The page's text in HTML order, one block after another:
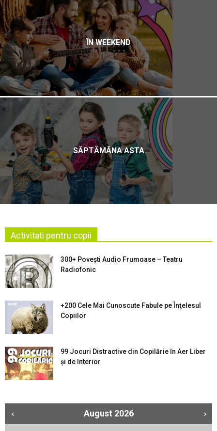
ÎN WEEKEND
SĂPTĂMÂNA ASTA
Activitati pentru copii
300+ Povești Audio Frumoase – Teatru
Radiofonic
+200 Cele Mai Cunoscute Fabule pe Înţelesul
Copiilor
99 Jocuri Distractive din Copilărie în Aer Liber
şi de Interior
August 2026